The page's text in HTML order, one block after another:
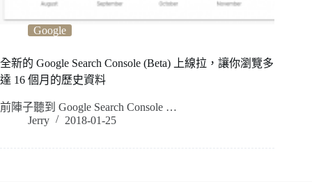
Google
全新的 Google Search Console (Beta) 上線拉，讓你瀏覽多
達 16 個月的歷史資料
前陣子聽到 Google Search Console …
Jerry
2018-01-25